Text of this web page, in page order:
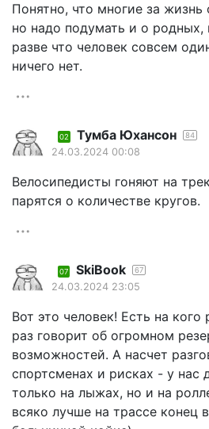
Понятно, что многие за жизнь
но надо подумать и о родных,
разве что человек совсем
ничего нет.
02 Тумба Юхансон 84
24.03.2024 00:08
Велосипедисты гоняют на
парятся о количестве кругов.
07 SkiBook 67
24.03.2024 23:05
Вот это человек! Есть на
раз говорит об огромном
возможностей. А насчет
спортсменах и рисках - у нас
только на лыжах, но и на
всяко лучше на трассе конец